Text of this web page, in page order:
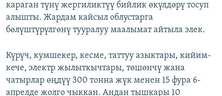
караган түнү жергиликтүү бийлик өкүлдөрү тосуп
алышты. Жардам кайсыл облустарга
бөлүштүрүлгөнү тууралуу маалымат айтыла элек.
Күрүч, кумшекер, кесме, таттуу азыктары, кийим-
кече, электр жылыткычтары, төшөнчү жана
чатырлар өңдүү 300 тонна жүк менен 15 фура 6-
апрелде жолго чыккан. Андан тышкары 10